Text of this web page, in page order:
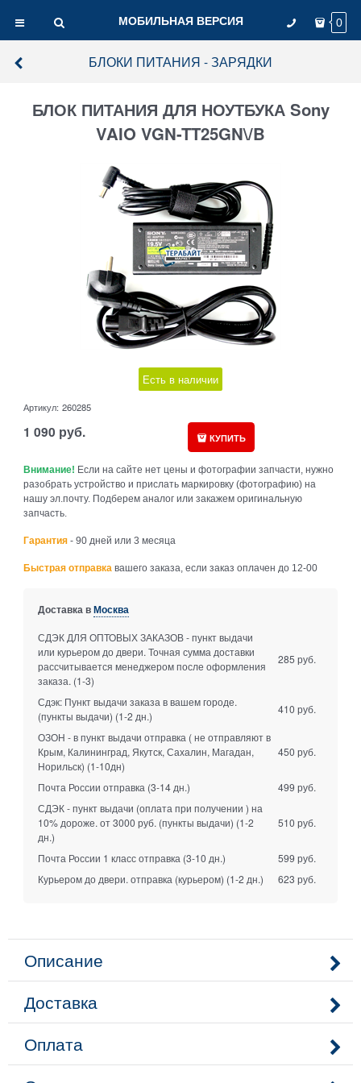
МОБИЛЬНАЯ ВЕРСИЯ 0
БЛОКИ ПИТАНИЯ - ЗАРЯДКИ
БЛОК ПИТАНИЯ ДЛЯ НОУТБУКА Sony
VAIO VGN-TT25GN\/B
Есть в наличии
Артикул: 260285
1 090 руб. КУПИТЬ
Внимание! Если на сайте нет цены и фотографии запчасти, нужно
разобрать устройство и прислать маркировку (фотографию) на
нашу эл.почту. Подберем аналог или закажем оригинальную
запчасть.
Гарантия - 90 дней или 3 месяца
Быстрая отправка вашего заказа, если заказ оплачен до 12-00
Доставка вМосква
СДЭК ДЛЯ ОПТОВЫХ ЗАКАЗОВ - пункт выдачи
или курьером до двери. Точная сумма доставки
рассчитывается менеджером после оформления
заказа. (1-3)
285 руб.
Сдэк: Пункт выдачи заказа в вашем городе.
(пункты выдачи) (1-2 дн.)
410 руб.
ОЗОН - в пункт выдачи отправка ( не отправляют в
Крым, Калининград, Якутск, Сахалин, Магадан,
Норильск) (1-10дн)
450 руб.
Почта России отправка (3-14 дн.)
499 руб.
СДЭК - пункт выдачи (оплата при получении ) на
10% дороже. от 3000 руб. (пункты выдачи) (1-2
дн.)
510 руб.
Почта России 1 класс отправка (3-10 дн.)
599 руб.
Курьером до двери. отправка (курьером) (1-2 дн.) 623 руб.
Описание
Доставка
Оплата